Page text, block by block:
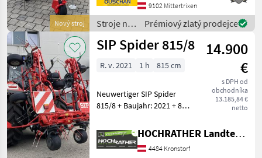
Nový stroj
II - hydraulisch klappbar - 4
Kreisel mit je 6
Doppelzinken - Tastrad
9102 Mittertrixen
Stroje na
zber
objemových
SIP
Prémiový zlatý prodejce
SIP Spider 815/8
14.900
€
s DPH od
obchodníka
13.185,84 €
netto
R. v. 2021 1 h 815 cm
Neuwertiger SIP Spider
815/8 + Baujahr: 2021 + 8
815cm + Hydraulische
Grenzstreueinrichtung +
inkl. Tastrad vorne + inkl.
HOCHRATHER Landtechnik GmbH
4484 Kronstorf